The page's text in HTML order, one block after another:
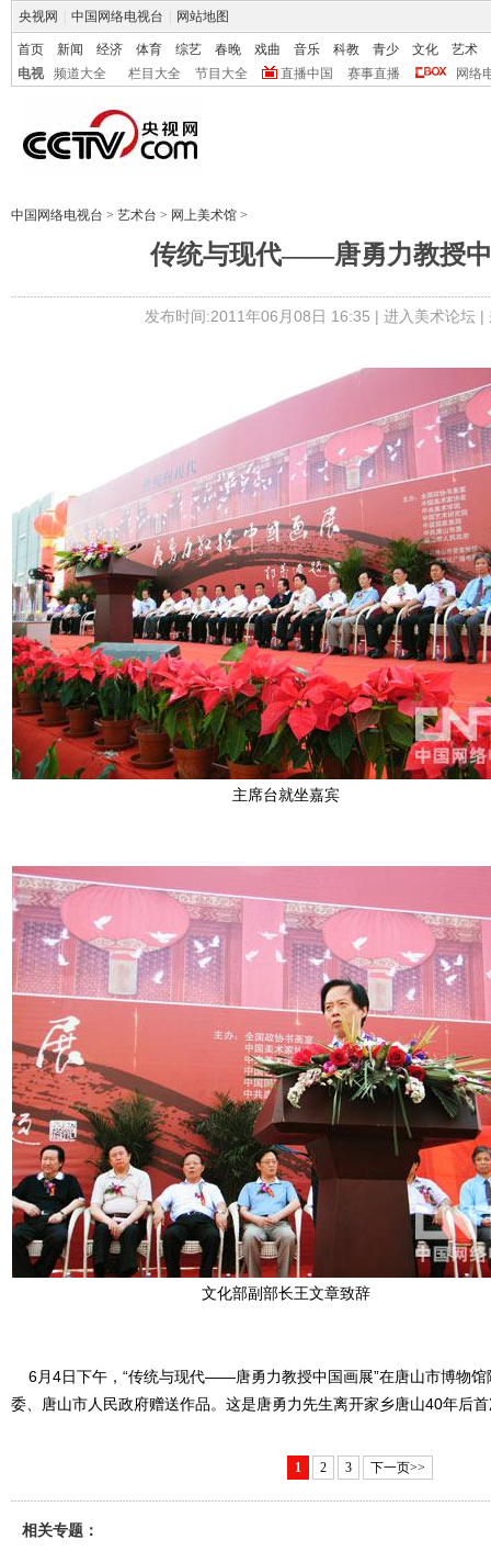
央视网 中国网络电视台 网站地图
首页 新闻 经济 体育 综艺 春晚 戏曲 音乐 科教 青少 文化
艺术
电视
频道大全 栏目大全 节目大全 直播中国 赛事直播 网络
中国网络电视台 > 艺术台 > 网上美术馆 >
传统与现代——唐勇力教授
发布时间:2011年06月08日 16:35 | 进入美术论坛|
主席台就坐嘉宾
文化部副部长王文章致辞
6月4日下午，“传统与现代——唐勇力教授中国画展”在唐山市博物馆
委、唐山市人民政府赠送作品。这是唐勇力先生离开家乡唐山40年后
1 2 3 下一页>>
相关专题：